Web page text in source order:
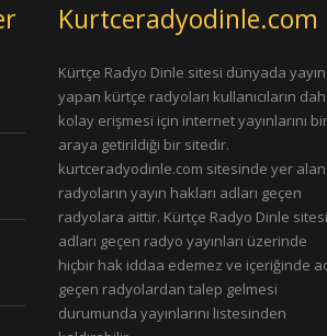
Kurtceradyodinle.com
Kürtçe Radyo Dinle sitesi dünyada yayın
yapan kürtçe radyoları kullanıcıların
kolay erişmesi için internet yayınlarını bir
araya getirildiği bir sitedir.
kurtceradyodinle.com sitesinde yer alan
radyoların yayın hakları adları geçen
radyolara aittir. Kürtçe Radyo Dinle sitesi
adları geçen radyo yayınları üzerinde
hiçbir hak iddaa edemez ve içeriğinde
geçen radyolardan talep gelmesi
durumunda yayınlarını listesinden